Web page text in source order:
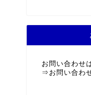
お問い合わせ
⇒ お問い合わ